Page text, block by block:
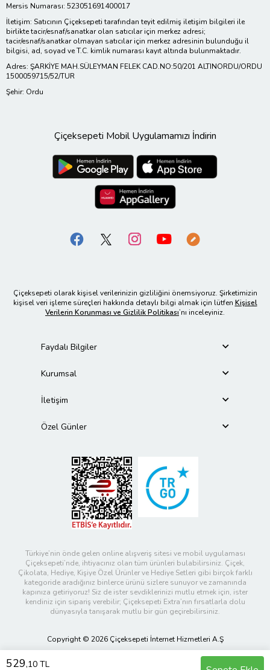
529,10 TL
Mersis Numarası: 523051691400017
İletişim: Satıcının Çiçeksepeti tarafından teyit edilmiş iletişim bilgileri ile
birlikte tacir/esnaf/sanatkar olan satıcılar için merkez adresi;
tacir/esnaf/sanatkar olmayan satıcılar için merkez adresinin bulunduğu il
bilgisi, ad, soyad ve T.C. kimlik numarası kayıt altında bulunmaktadır.
Adres: ŞARKİYE MAH.SÜLEYMAN FELEK CAD.NO:50/201 ALTINORDU/ORDU
1500059715/52/TUR
Şehir: Ordu
Çiçeksepeti Mobil Uygulamamızı İndirin
Çiçeksepeti olarak kişisel verilerinizin gizliliğini önemsiyoruz. Şirketimizin
kişisel veri işleme süreçleri hakkında detaylı bilgi almak için lütfen Kişisel
Verilerin Korunması ve Gizlilik Politikası’nı inceleyiniz.
Faydalı Bilgiler
Kurumsal
İletişim
Özel Günler
Türkiye’nin önde gelen online alışveriş sitesi ve mobil uygulaması
Çiçeksepeti’nde, ihtiyacınız olan tüm ürünleri bulabilirsiniz. Çiçek,
Çikolata, Hediye, Kişiye Özel Ürünler ve Hediye Setleri gibi birçok farklı
kategoride aradığınız binlerce ürünü sizlere sunuyor ve zamanında
kapınıza getiriyoruz! Siz de ister sevdiklerinizi mutlu etmek için, ister
kendiniz için sipariş verebilir; Çiçeksepeti Extra’nın fırsatlarla dolu
dünyasıyla tanışarak mutlu bir gün geçirebilirsiniz.
Copyright © 2026 Çiçeksepeti İnternet Hizmetleri A.Ş